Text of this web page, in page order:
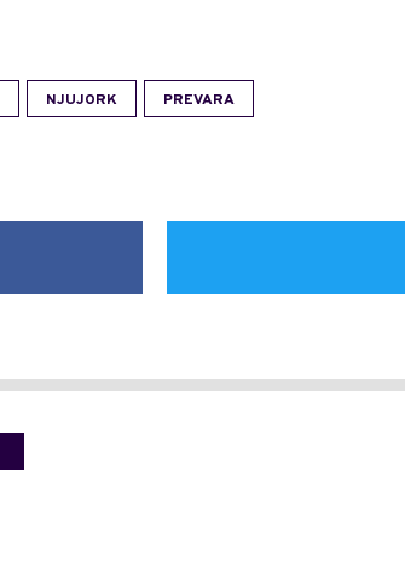
NJUJORK PREVARA